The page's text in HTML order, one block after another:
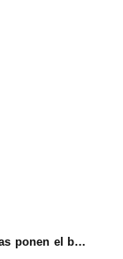
Cientos de personas ponen el broche final a las fiestas de La Salud de Lieres con la tradicional merienda